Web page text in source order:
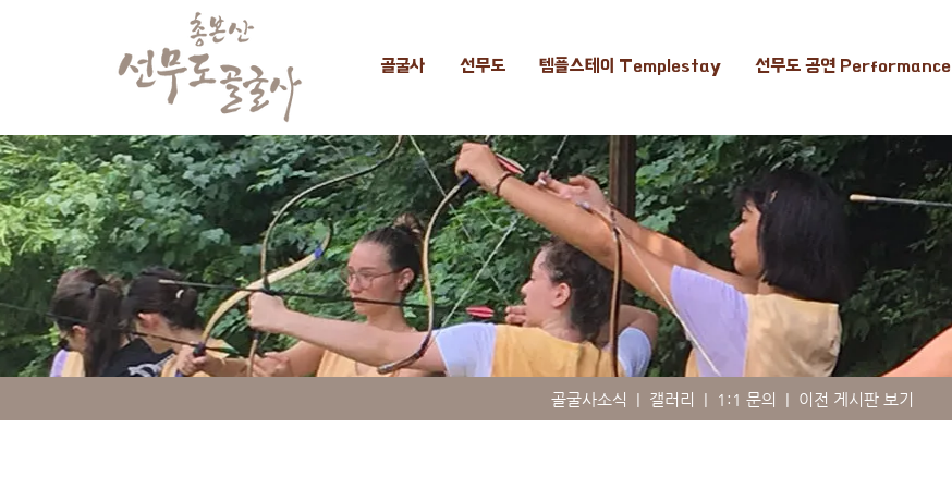
골굴사 선무도 템플스테이 Templestay 선무도 공연 Performance
골굴사소식 | 갤러리 | 1:1 문의 | 이전 게시판 보기